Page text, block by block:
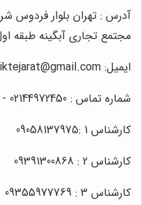
آدرس : تهران بلوار فردوس
مجتمع تجاری آبگینه طبقه اول
ایمیل: hunamiktejarat@gmail.com
شماره تماس : 02144972450 - 02144972637
کارشناس 1 :09058137975
کارشناس 2 : 09391300868
کارشناس 3 : 09355977769